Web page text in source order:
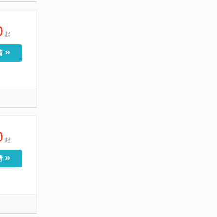
起
»
起
»